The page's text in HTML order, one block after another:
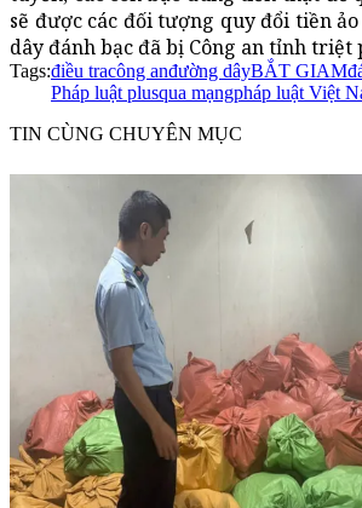
sẽ được các đối tượng quy đổi tiền
dây đánh bạc đã bị Công an tỉnh triệt
Tags:điều tracông anđường dâyBẮT GIAM
Pháp luật plusqua mạngpháp luật Việt
TIN CÙNG CHUYÊN MỤC